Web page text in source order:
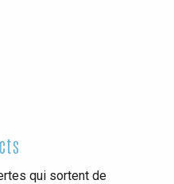
qui sortent de